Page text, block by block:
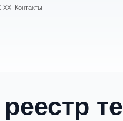
XX Контакты